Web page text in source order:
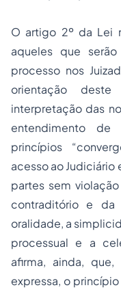
O artigo 2º da Lei
aqueles que
processo nos
orientação
interpretação das
entendimento de
princípios
acesso ao Judiciário
partes sem
contraditório e da
oralidade, a
processual e a
afirma, ainda,
expressa, o